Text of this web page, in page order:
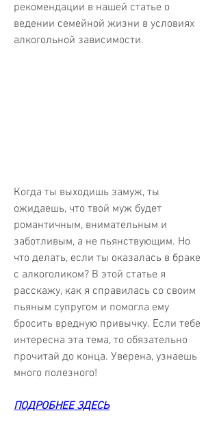
рекомендации в нашей статье о
ведении семейной жизни в условиях
алкогольной зависимости.
Когда ты выходишь замуж, ты
ожидаешь, что твой муж будет
романтичным, внимательным и
заботливым, а не пьянствующим. Но
что делать, если ты оказалась в браке
с алкоголиком? В этой статье я
расскажу, как я справилась со своим
пьяным супругом и помогла ему
бросить вредную привычку. Если тебе
интересна эта тема, то обязательно
прочитай до конца. Уверена, узнаешь
много полезного!
ПОДРОБНЕЕ ЗДЕСЬ